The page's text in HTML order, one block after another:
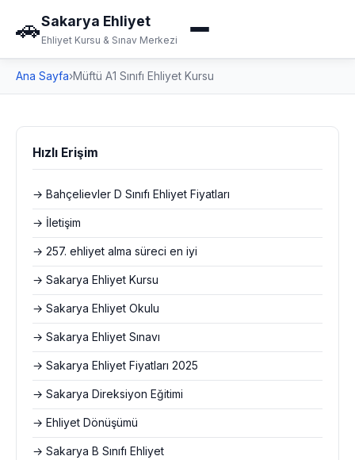
🚗Sakarya Ehliyet
Ehliyet Kursu & Sınav Merkezi
Ana Sayfa›Müftü A1 Sınıfı Ehliyet Kursu
Hızlı Erişim
→ Bahçelievler D Sınıfı Ehliyet Fiyatları
→ İletişim
→ 257. ehliyet alma süreci en iyi
→ Sakarya Ehliyet Kursu
→ Sakarya Ehliyet Okulu
→ Sakarya Ehliyet Sınavı
→ Sakarya Ehliyet Fiyatları 2025
→ Sakarya Direksiyon Eğitimi
→ Ehliyet Dönüşümü
→ Sakarya B Sınıfı Ehliyet